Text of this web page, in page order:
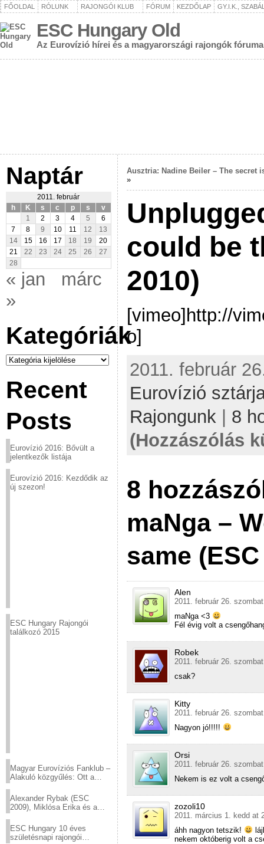
FŐOLDAL RÓLUNK RAJONGÓI KLUB FÓRUM KEZDŐLAP GY.I.K.,
ESC Hungary Old
Az Eurovízió hírei és a magyarországi rajongók fóruma
Naptár
2011. február
h
K s c p s
v
1
2 3 4 5
6
7
8 9 10 11 12
13
14
15 16 17 18 19
20
21
22 23 24 25 26
27
28
« jan
márc
»
Kategóriák
Kategóriák
Recent
Posts
Eurovízió 2016: Bővült a
jelentkezők listája
Eurovízió 2016: Kezdődik az
új szezon!
ESC Hungary Rajongói
találkozó 2015
Magyar Eurovíziós Fanklub –
Alakuló közgyűlés: Ott a
Alexander Rybak (ESC
2009), Miklósa Erika és a
sztárjai a Margitszigeten
ESC Hungary 10 éves
születésnapi rajongói
Ausztria: Nadine Beiler – The secret
»
could be
2010)
[vimeo]http://
o]
2011. február
Eurovízió
Rajongunk | 8
(Hozzászólás
8
maNga –
same
Alen
2011. február 26.
maNga <3
Fél évig volt a
Robek
2011. február 26.
csak?
Kitty
2011. február 26.
Nagyon jó!!!!!
Orsi
2011. február 26.
Nekem is ez volt a
zozoli10
2011. március 1. kedd at
áhh nagyon tetszik!
nekem októberig volt a